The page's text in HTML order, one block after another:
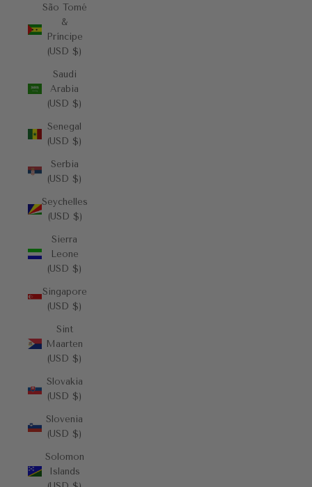
São Tomé
&
Príncipe
(USD $)
Saudi
Arabia
(USD $)
Senegal
(USD $)
Serbia
(USD $)
Seychelles
(USD $)
Sierra
Leone
(USD $)
Singapore
(USD $)
Sint
Maarten
(USD $)
Slovakia
(USD $)
Slovenia
(USD $)
Solomon
Islands